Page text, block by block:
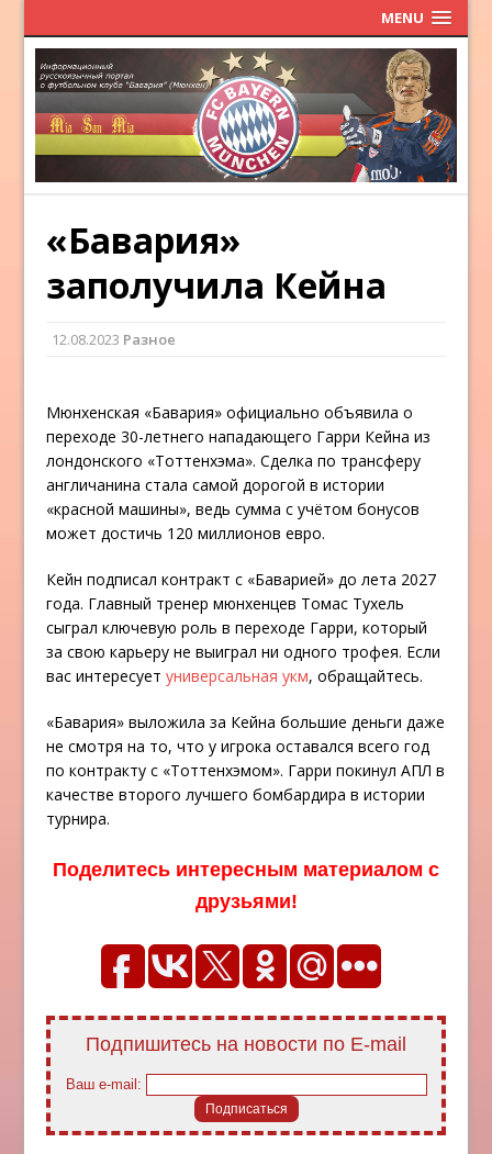
MENU
«Бавария»
заполучила Кейна
12.08.2023 Разное
Мюнхенская «Бавария» официально объявила о
переходе 30-летнего нападающего Гарри Кейна из
лондонского «Тоттенхэма». Сделка по трансферу
англичанина стала самой дорогой в истории
«красной машины», ведь сумма с учётом бонусов
может достичь 120 миллионов евро.
Кейн подписал контракт с «Баварией» до лета 2027
года. Главный тренер мюнхенцев Томас Тухель
сыграл ключевую роль в переходе Гарри, который
за свою карьеру не выиграл ни одного трофея. Если
вас интересуетуниверсальная укм, обращайтесь.
«Бавария» выложила за Кейна большие деньги даже
не смотря на то, что у игрока оставался всего год
по контракту с «Тоттенхэмом». Гарри покинул АПЛ в
качестве второго лучшего бомбардира в истории
турнира.
Поделитесь интересным материалом с
друзьями!
Подпишитесь на новости по E-mail
Ваш e-mail: